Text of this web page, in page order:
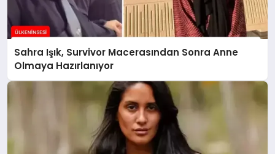
Sahra Işık, Survivor Macerasından Sonra Anne
Olmaya Hazırlanıyor